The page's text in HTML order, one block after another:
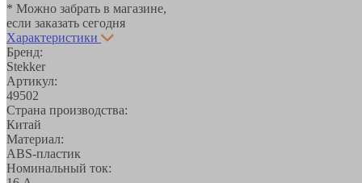
* Можно забрать в магазине,
если заказать сегодня
Характеристики
Бренд:
Stekker
Артикул:
49502
Страна производства:
Китай
Материал:
ABS-пластик
Номинальный ток: